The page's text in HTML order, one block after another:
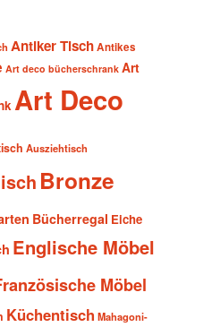
Antiker TischAntikes
Art deco bücherschrank Art
Art Deco
Ausziehtisch
Bronze
Bücherregal Eiche
Englische Möbel
Möbel
Küchentisch Mahagoni-